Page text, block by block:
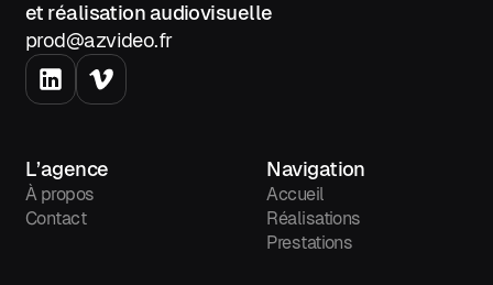
et réalisation audiovisuelle
prod@azvideo.fr
L’agence
À propos
Contact
Navigation
Accueil
Réalisations
Prestations